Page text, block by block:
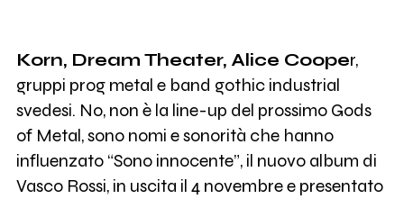
Korn, Dream Theater, Alice Cooper,
gruppi prog metal e band gothic industrial
svedesi. No, non è la line-up del prossimo Gods
of Metal, sono nomi e sonorità che hanno
influenzato “Sono innocente”, il nuovo album di
Vasco Rossi, in uscita il 4 novembre e presentato